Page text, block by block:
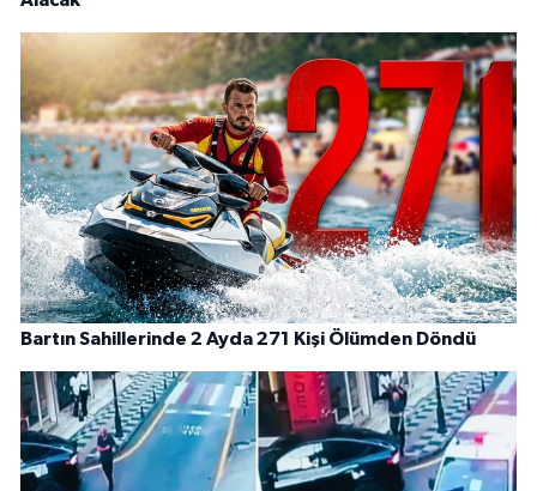
Bartın Sahillerinde 2 Ayda 271 Kişi Ölümden Döndü